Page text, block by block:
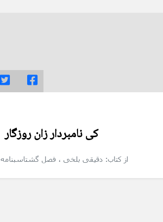
کی نامبردار زان روزگار
از کتاب: دقیقی بلخی ، فصل گشتاسبنامه